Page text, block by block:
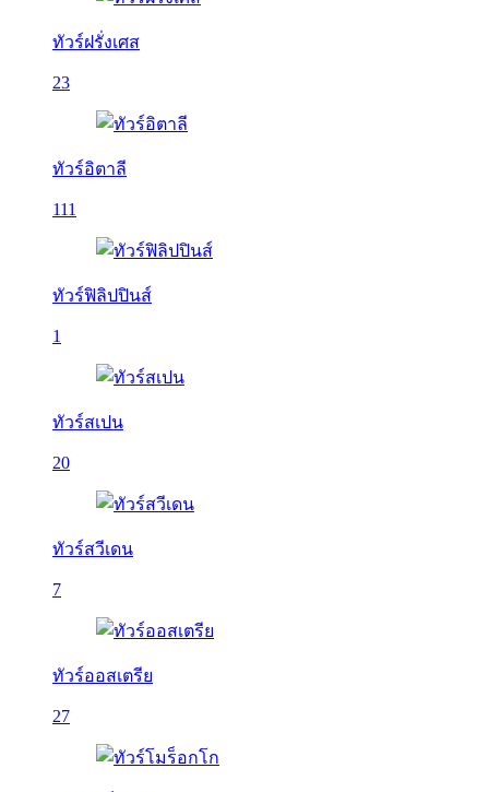
ทัวร์ฝรั่งเศส
23
ทัวร์อิตาลี
111
ทัวร์ฟิลิปปินส์
1
ทัวร์สเปน
20
ทัวร์สวีเดน
7
ทัวร์ออสเตรีย
27